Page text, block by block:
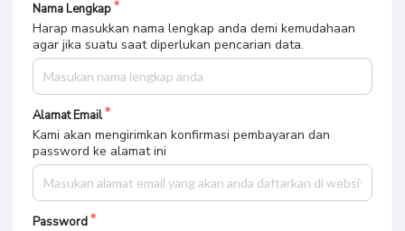
Nama Lengkap
Harap masukkan nama lengkap anda demi kemudahaan
agar jika suatu saat diperlukan pencarian data.
Alamat Email
Kami akan mengirimkan konfirmasi pembayaran dan
password ke alamat ini
Password